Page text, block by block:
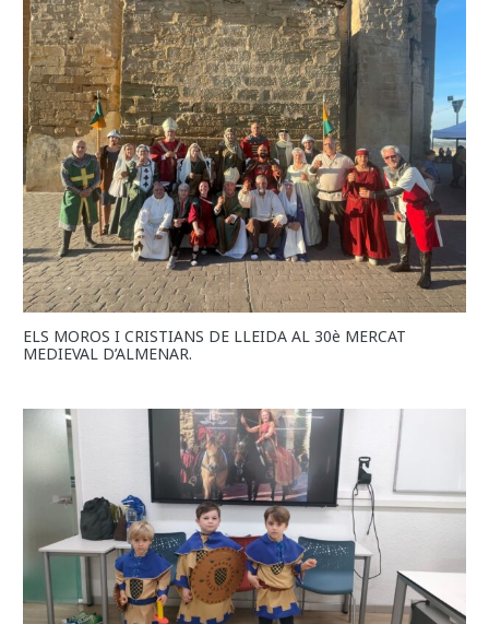
ELS MOROS I CRISTIANS DE LLEIDA AL 30è MERCAT
MEDIEVAL D’ALMENAR.